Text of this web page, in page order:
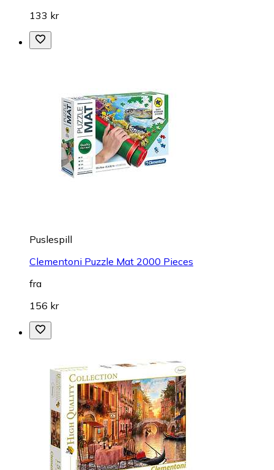
133 kr
Puslespill
Clementoni Puzzle Mat 2000 Pieces
fra
156 kr